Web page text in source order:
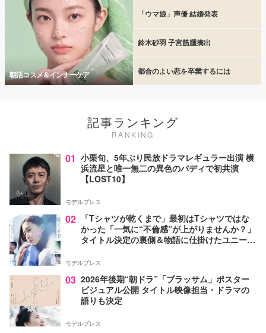
朝活コスメ＆インナーケア
「ウマ娘」声優 結婚発表
鈴木砂羽 子宮筋腫摘出
都合のよい恋を卒業するには
記事ランキング
RANKING
01 小栗旬、5年ぶり民放ドラマレギュラー出演 横
浜流星と唯一無二の異色のバディで初共演
【LOST10】
モデルプレス
02
「Tシャツが乾くまで」最初はTシャツではな
かった「一気に“不倫感”が上がりませんか？」
タイトル決定の裏側＆物語に仕掛けたユニーク
モデルプレス
03 2026年後期“朝ドラ”「ブラッサム」ポスター
ビジュアル公開 タイトル映像担当・ドラマの
語りも決定
モデルプレス